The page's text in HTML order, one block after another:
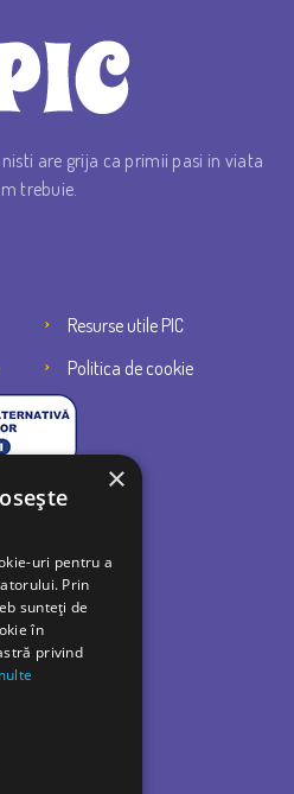
are grija ca primii pasi in viata
trebuie.
Resurse utile PIC
Politica de cookie
Ploiesti 100520
×
uri pentru a
Prin
sunteți de
în
privind